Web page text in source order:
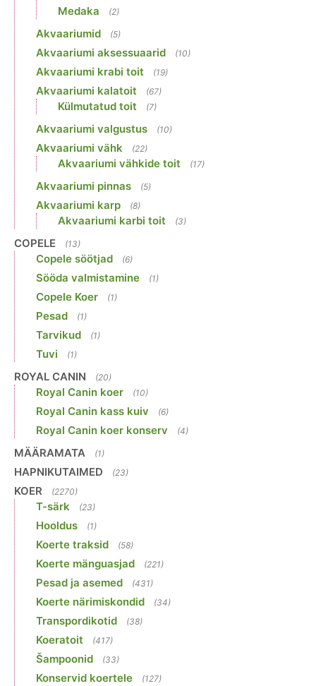
Medaka (2)
Akvaariumid (5)
Akvaariumi aksessuaarid (10)
Akvaariumi krabi toit (19)
Akvaariumi kalatoit (67)
Külmutatud toit (7)
Akvaariumi valgustus (10)
Akvaariumi vähk (22)
Akvaariumi vähkide toit (17)
Akvaariumi pinnas (5)
Akvaariumi karp (8)
Akvaariumi karbi toit (3)
COPELE (13)
Copele söötjad (6)
Sööda valmistamine (1)
Copele Koer (1)
Pesad (1)
Tarvikud (1)
Tuvi (1)
ROYAL CANIN (20)
Royal Canin koer (10)
Royal Canin kass kuiv (6)
Royal Canin koer konserv (4)
MÄÄRAMATA (1)
HAPNIKUTAIMED (23)
KOER (2270)
T-särk (23)
Hooldus (1)
Koerte traksid (58)
Koerte mänguasjad (221)
Pesad ja asemed (431)
Koerte närimiskondid (34)
Transpordikotid (38)
Koeratoit (417)
Šampoonid (33)
Konservid koertele (127)